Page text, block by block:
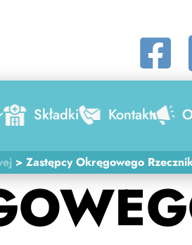
Składki Kontakt
> Zastępcy Okręgowego